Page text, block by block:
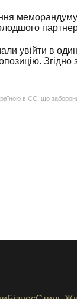
увійти в